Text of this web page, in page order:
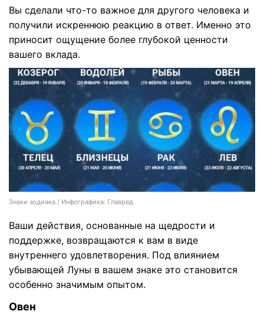
Вы сделали что-то важное для другого человека и
получили искреннюю реакцию в ответ. Именно это
приносит ощущение более глубокой ценности
вашего вклада.
Знаки зодиака / Инфографика: Главред
Ваши действия, основанные на щедрости и
поддержке, возвращаются к вам в виде
внутреннего удовлетворения. Под влиянием
убывающей Луны в вашем знаке это становится
особенно значимым опытом.
Овен